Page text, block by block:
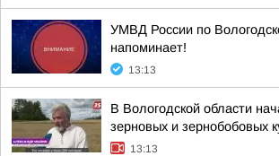
УМВД России по
напоминает!
13:13
В Вологодской области
зерновых и зернобобовых
13:13